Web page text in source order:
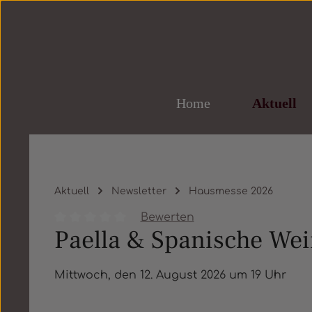
Home Aktuell
Aktuell Newsletter Hausmesse 2026
Durchschnittliche Bewertung von 0 von 5
Bewerten
Paella & Spanische
Mittwoch, den 12. August 2026 um 19 Uhr